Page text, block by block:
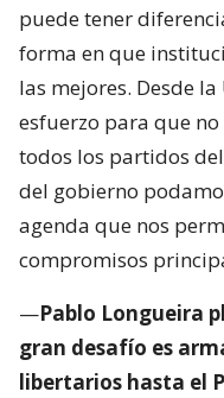
puede tener
forma en que
las mejores. Desde
esfuerzo para que
todos los partidos
del gobierno
agenda que nos
compromisos
—Pablo Longueira
gran desafío es
libertarios hasta el